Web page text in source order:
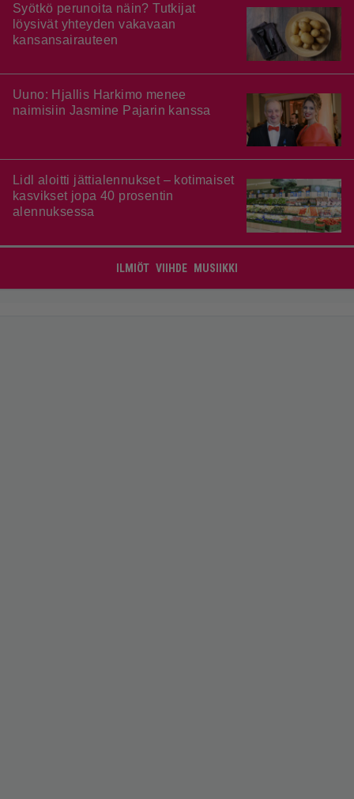
Syötkö perunoita näin? Tutkijat
löysivät yhteyden vakavaan
kansansairauteen
Uuno: Hjallis Harkimo menee
naimisiin Jasmine Pajarin kanssa
Lidl aloitti jättialennukset – kotimaiset
kasvikset jopa 40 prosentin
alennuksessa
ILMIÖT VIIHDE MUSIIKKI